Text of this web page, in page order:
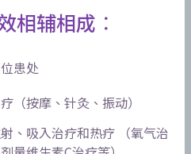
相辅相成︰
患处
（按摩、针灸、振动）
、吸入治疗和热疗 （氧气治